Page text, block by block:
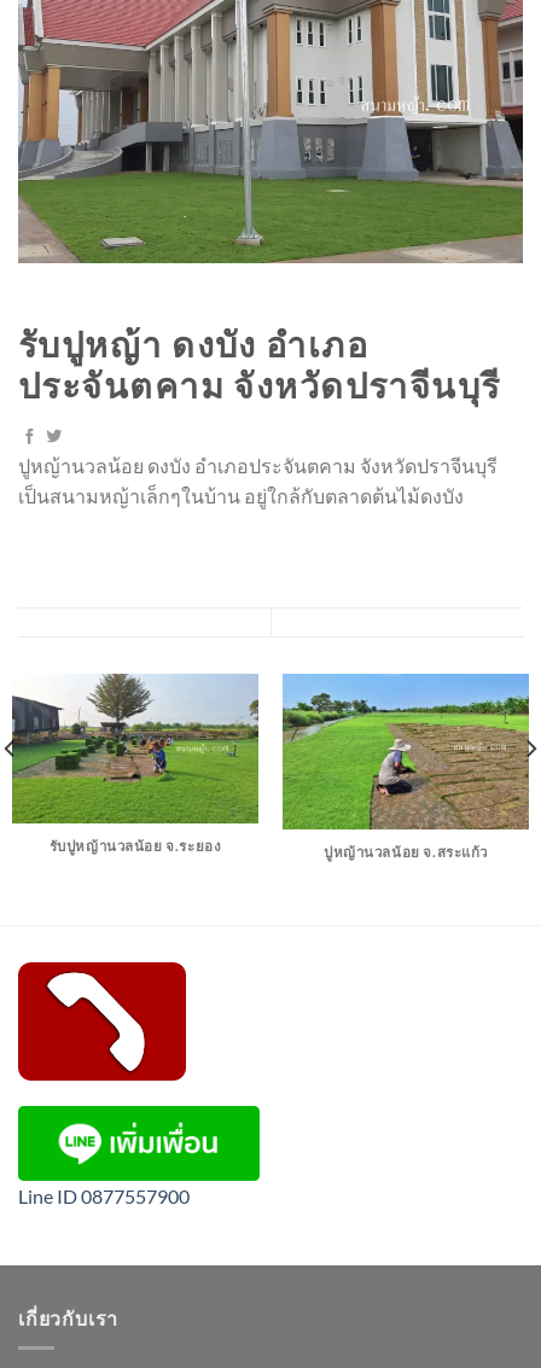
รับปูหญ้า ดงบัง อำเภอ
ประจันตคาม จังหวัดปราจีนบุรี
ปูหญ้านวลน้อย ดงบัง อำเภอประจันตคาม จังหวัดปราจีนบุรี
เป็นสนามหญ้าเล็กๆในบ้าน อยู่ใกล้กับตลาดต้นไม้ดงบัง
รับปูหญ้านวลน้อย จ.ระยอง ปูหญ้านวลน้อย จ.สระแก้ว
Line ID 0877557900
เกี่ยวกับเรา